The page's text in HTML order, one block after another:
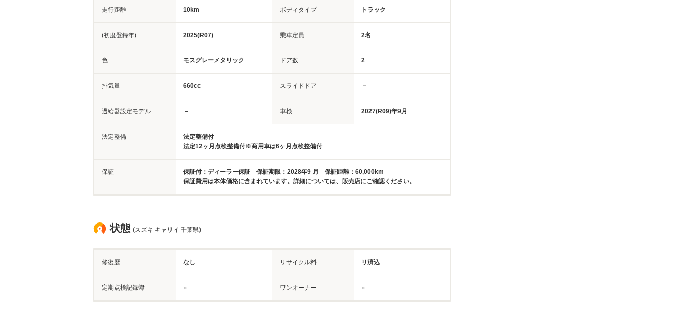
走行距離 10km ボディタイプ トラック
(初度登録年) 2025(R07) 乗車定員 2名
色 モスグレーメタリック ドア数 2
排気量 660cc スライドドア －
過給器設定モデル － 車検 2027(R09)年9月
法定整備
法定整備付
法定12ヶ月点検整備付※商用車は6ヶ月点検整備付
保証
保証付：ディーラー保証 保証期限：2028年9 月 保証距離：60,000km
保証費用は本体価格に含まれています。詳細については、販売店にご確認ください。
状態 (スズキ キャリイ 千葉県)
修復歴 なし リサイクル料 リ済込
定期点検記録簿 ○ ワンオーナー ○